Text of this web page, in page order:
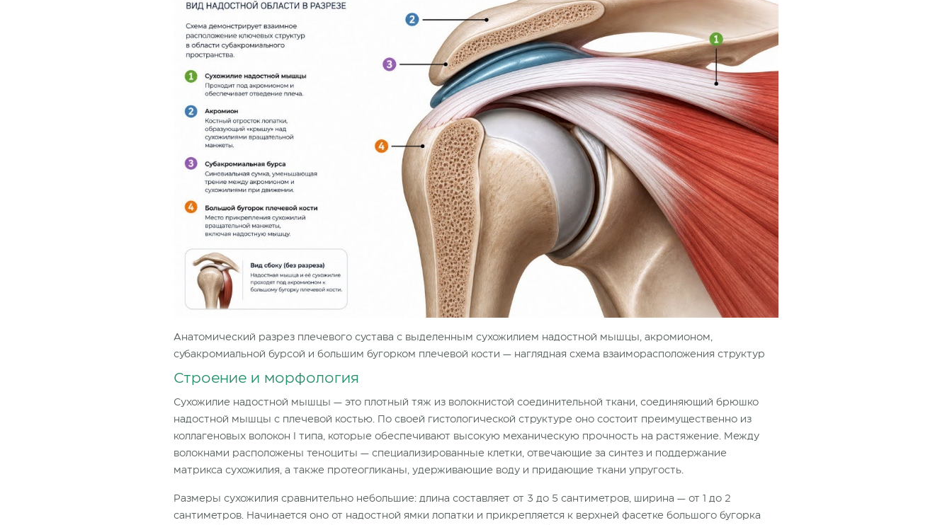
Анатомический разрез плечевого сустава с выделенным сухожилием надостной мышцы, акромионом,
субакромиальной бурсой и большим бугорком плечевой кости — наглядная схема взаиморасположения структур
Строение и морфология
Сухожилие надостной мышцы — это плотный тяж из волокнистой соединительной ткани, соединяющий брюшко
надостной мышцы с плечевой костью. По своей гистологической структуре оно состоит преимущественно из
коллагеновых волокон I типа, которые обеспечивают высокую механическую прочность на растяжение. Между
волокнами расположены теноциты — специализированные клетки, отвечающие за синтез и поддержание
матрикса сухожилия, а также протеогликаны, удерживающие воду и придающие ткани упругость.
Размеры сухожилия сравнительно небольшие: длина составляет от 3 до 5 сантиметров, ширина — от 1 до 2
сантиметров. Начинается оно от надостной ямки лопатки и прикрепляется к верхней фасетке большого бугорка